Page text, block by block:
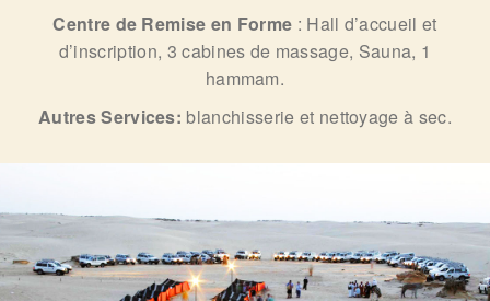
Centre de Remise en Forme : Hall d’accueil et
d’inscription, 3 cabines de massage, Sauna, 1
hammam.
Autres Services: blanchisserie et nettoyage à sec.